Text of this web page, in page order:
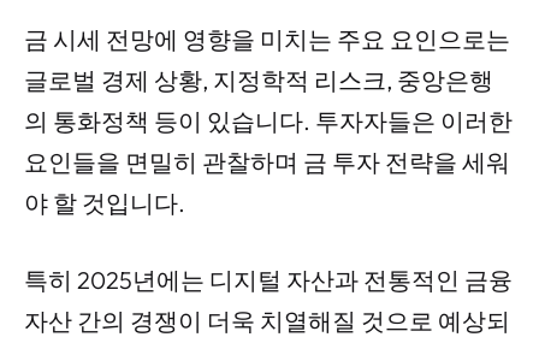
금 시세 전망에 영향을 미치는 주요 요인으로는
글로벌 경제 상황, 지정학적 리스크, 중앙은행
의 통화정책 등이 있습니다. 투자자들은 이러한
요인들을 면밀히 관찰하며 금 투자 전략을 세워
야 할 것입니다.
특히 2025년에는 디지털 자산과 전통적인 금융
자산 간의 경쟁이 더욱 치열해질 것으로 예상되